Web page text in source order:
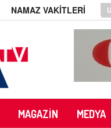
NAMAZ VAKİTLERİ
MAGAZİN MEDYA